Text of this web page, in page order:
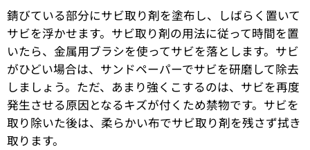
錆びている部分にサビ取り剤を塗布し、しばらく置いて
サビを浮かせます。サビ取り剤の用法に従って時間を置
いたら、金属用ブラシを使ってサビを落とします。サビ
がひどい場合は、サンドペーパーでサビを研磨して除去
しましょう。ただ、あまり強くこするのは、サビを再度
発生させる原因となるキズが付くため禁物です。サビを
取り除いた後は、柔らかい布でサビ取り剤を残さず拭き
取ります。